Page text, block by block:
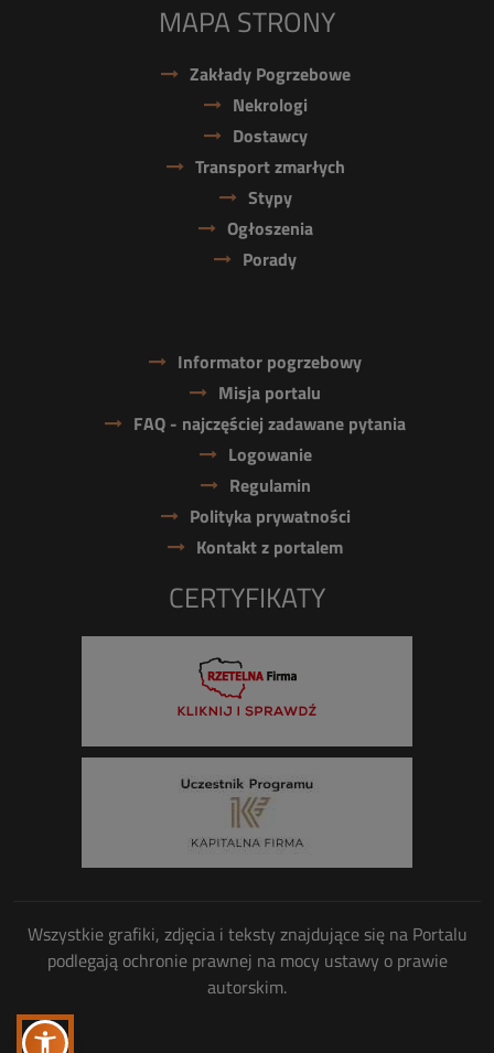
MAPA STRONY
Zakłady Pogrzebowe
Nekrologi
Dostawcy
Transport zmarłych
Stypy
Ogłoszenia
Porady
Informator pogrzebowy
Misja portalu
FAQ - najczęściej zadawane pytania
Logowanie
Regulamin
Polityka prywatności
Kontakt z portalem
CERTYFIKATY
Wszystkie grafiki, zdjęcia i teksty znajdujące się na Portalu
podlegają ochronie prawnej na mocy ustawy o prawie
autorskim.